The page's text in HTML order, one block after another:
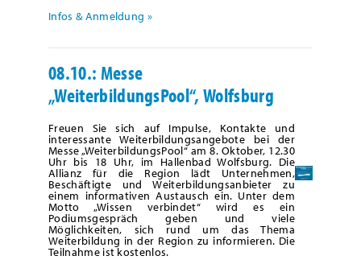
Infos & Anmeldung »
08.10.: Messe
„WeiterbildungsPool“, Wolfsburg
Freuen Sie sich auf Impulse, Kontakte und
interessante Weiterbildungsangebote bei der
Messe „WeiterbildungsPool“ am 8. Oktober, 12.30
Uhr bis 18 Uhr, im Hallenbad Wolfsburg. Die
Allianz für die Region lädt Unternehmen,
Beschäftigte und Weiterbildungsanbieter zu
einem informativen Austausch ein. Unter dem
Motto „Wissen verbindet“ wird es ein
Podiumsgespräch geben und viele
Möglichkeiten, sich rund um das Thema
Weiterbildung in der Region zu informieren. Die
Teilnahme ist kostenlos.